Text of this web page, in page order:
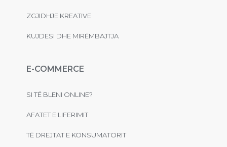
ZGJIDHJE KREATIVE
KUJDESI DHE MIRËMBAJTJA
E-COMMERCE
SI TË BLENI ONLINE?
AFATET E LIFERIMIT
TË DREJTAT E KONSUMATORIT